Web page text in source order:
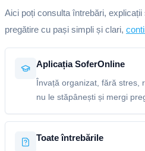
Aici poți consulta întrebări,
pregătire cu pași simpli și clari,
Aplicația SoferOnline
Învață organizat, fără stres,
nu le stăpânești și mergi
Toate întrebările